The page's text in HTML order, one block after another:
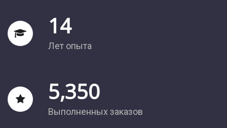
14
Лет опыта
5,350
Выполненных заказов